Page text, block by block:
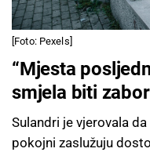
[Foto: Pexels]
“Mjesta
smjela biti
Sulandri je vjerovala
pokojni zaslužuju